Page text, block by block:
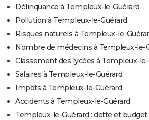
Délinquance à Templeux-le-Guérard
Pollution à Templeux-le-Guérard
Risques naturels à Templeux-le-
Nombre de médecins à Templeux-le-
Classement des lycées à Templeux-
Salaires à Templeux-le-Guérard
Impôts à Templeux-le-Guérard
Accidents à Templeux-le-Guérard
Templeux-le-Guérard : dette et budget